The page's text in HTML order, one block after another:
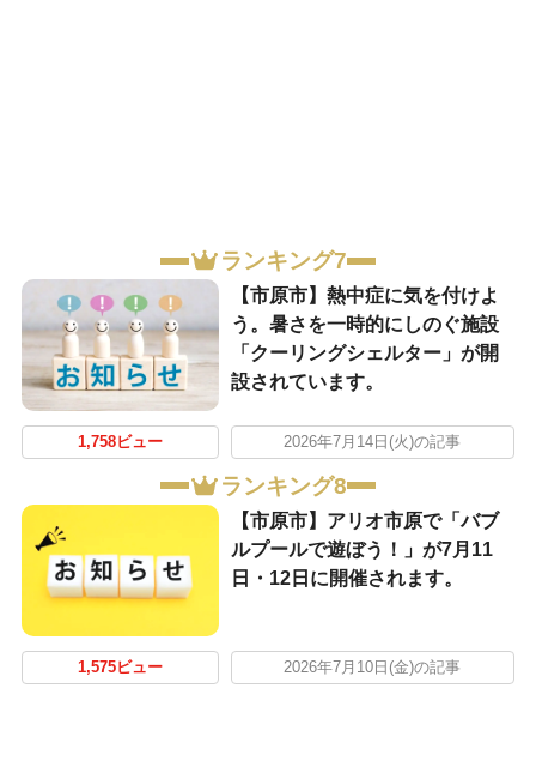
ランキング7
【市原市】熱中症に気を付けよ
う。暑さを一時的にしのぐ施設
「クーリングシェルター」が開
設されています。
1,758ビュー 2026年7月14日(火)の記事
ランキング8
【市原市】アリオ市原で「バブ
ルプールで遊ぼう！」が7月11
日・12日に開催されます。
1,575ビュー 2026年7月10日(金)の記事